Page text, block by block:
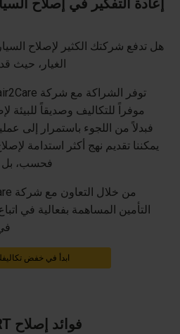
إعادة التفكير في إصلاح
هل تدفع شركتك الكثير لإصلاح
الغيار، حيث
موفراً للتكاليف وصديقاً للبيئة
فبدلاً من اللجوء باستمرار إلى
يمكننا تقديم نهج أكثر استدامة
فحسب، بل
التأمين المساهمة بفعالية في
ابدأ في خفض
فوائد إصلاح SMART